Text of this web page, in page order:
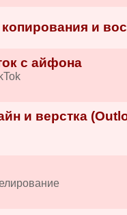
и
с айфона
и верстка